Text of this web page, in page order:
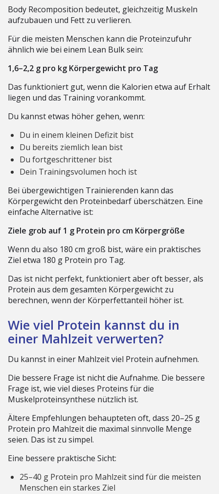
Body Recomposition bedeutet, gleichzeitig Muskeln
aufzubauen und Fett zu verlieren.
Für die meisten Menschen kann die Proteinzufuhr
ähnlich wie bei einem Lean Bulk sein:
1,6–2,2 g pro kg Körpergewicht pro Tag
Das funktioniert gut, wenn die Kalorien etwa auf Erhalt
liegen und das Training vorankommt.
Du kannst etwas höher gehen, wenn:
Du in einem kleinen Defizit bist
Du bereits ziemlich lean bist
Du fortgeschrittener bist
Dein Trainingsvolumen hoch ist
Bei übergewichtigen Trainierenden kann das
Körpergewicht den Proteinbedarf überschätzen. Eine
einfache Alternative ist:
Ziele grob auf 1 g Protein pro cm Körpergröße
Wenn du also 180 cm groß bist, wäre ein praktisches
Ziel etwa 180 g Protein pro Tag.
Das ist nicht perfekt, funktioniert aber oft besser, als
Protein aus dem gesamten Körpergewicht zu
berechnen, wenn der Körperfettanteil höher ist.
Wie viel Protein kannst du in
einer Mahlzeit verwerten?
Du kannst in einer Mahlzeit viel Protein aufnehmen.
Die bessere Frage ist nicht die Aufnahme. Die bessere
Frage ist, wie viel dieses Proteins für die
Muskelproteinsynthese nützlich ist.
Ältere Empfehlungen behaupteten oft, dass 20–25 g
Protein pro Mahlzeit die maximal sinnvolle Menge
seien. Das ist zu simpel.
Eine bessere praktische Sicht:
25–40 g Protein pro Mahlzeit sind für die meisten
Menschen ein starkes Ziel